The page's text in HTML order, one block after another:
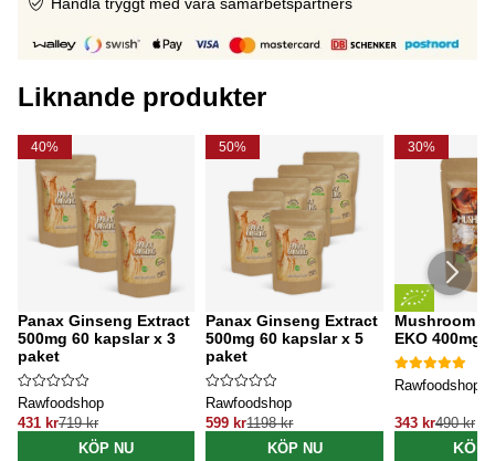
Liknande produkter
40%
Panax Ginseng Extract
500mg 60 kapslar x 3
paket
Rawfoodshop
431 kr719 kr
KÖP NU
50%
Panax Ginseng Extract
500mg 60 kapslar x 5
paket
Rawfoodshop
599 kr1198 kr
KÖP NU
30%
Mushroom
EKO 400mg
Rawfoodshop
343 kr490 kr
KÖP